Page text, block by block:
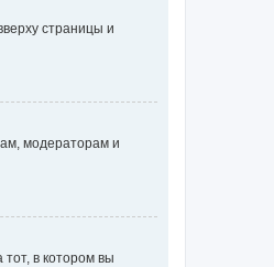
страницы и
модераторам и
в котором вы